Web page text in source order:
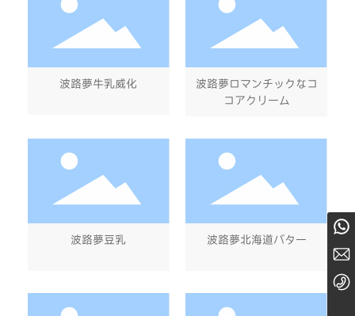
波路夢牛乳威化
波路夢ロマンチックなコ
コアクリーム
波路夢豆乳 波路夢北海道バター
+8615768898815